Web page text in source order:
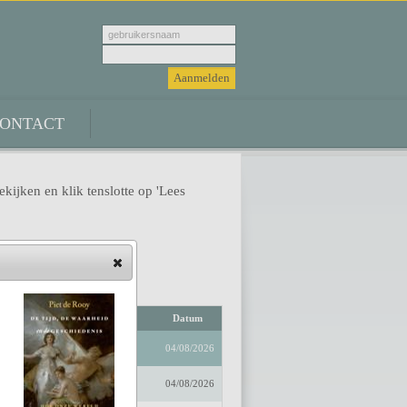
en klik tenslotte op 'Lees
Auteur Datum
04/08/2026
04/08/2026